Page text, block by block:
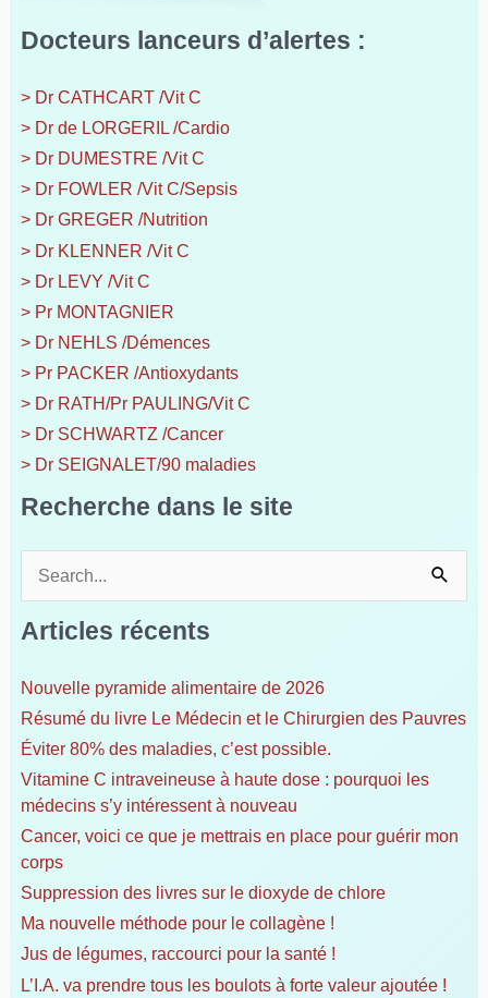
Docteurs lanceurs d’alertes :
> Dr CATHCART /Vit C
> Dr de LORGERIL /Cardio
> Dr DUMESTRE /Vit C
> Dr FOWLER /Vit C/Sepsis
> Dr GREGER /Nutrition
> Dr KLENNER /Vit C
> Dr LEVY /Vit C
> Pr MONTAGNIER
> Dr NEHLS /Démences
> Pr PACKER /Antioxydants
> Dr RATH/Pr PAULING/Vit C
> Dr SCHWARTZ /Cancer
> Dr SEIGNALET/90 maladies
Recherche dans le site
h
r
c
h
e
r
Articles récents
Nouvelle pyramide alimentaire de 2026
Résumé du livre Le Médecin et le Chirurgien des Pauvres
Éviter 80% des maladies, c’est possible.
Vitamine C intraveineuse à haute dose : pourquoi les
médecins s’y intéressent à nouveau
Cancer, voici ce que je mettrais en place pour guérir mon
corps
Suppression des livres sur le dioxyde de chlore
Ma nouvelle méthode pour le collagène !
Jus de légumes, raccourci pour la santé !
L’I.A. va prendre tous les boulots à forte valeur ajoutée !